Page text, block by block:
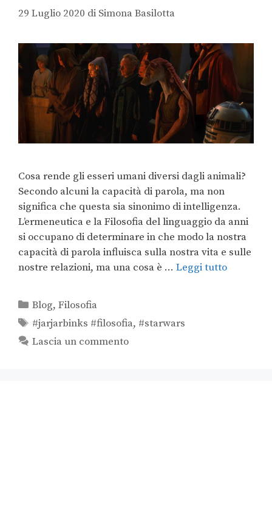
29 Luglio 2020 di Simona Basilotta
Cosa rende gli esseri umani diversi dagli animali?
Secondo alcuni la capacità di parola, ma non
significa che questa sia sinonimo di intelligenza.
L’ermeneutica e la Filosofia del linguaggio da anni
si occupano di determinare in che modo la nostra
capacità di parola influisca sulla nostra vita e sulle
nostre relazioni, ma una cosa è … Leggi tutto
Blog,Filosofia
#jarjarbinks #filosofia, #starwars
Lascia un commento